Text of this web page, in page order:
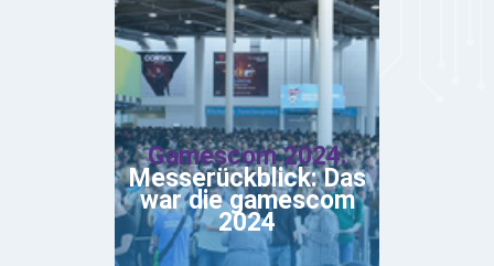
Gamescom 2024:
Messerückblick: Das
war die gamescom
2024